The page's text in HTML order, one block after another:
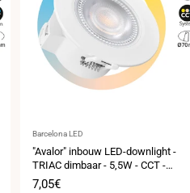
Leverancier:
Barcelona LED
"Avalor" inbouw LED-downlight -
TRIAC dimbaar - 5,5W - CCT -
Uitsparing Ø 70mm - IP65
Verkoopprijs
7,05€